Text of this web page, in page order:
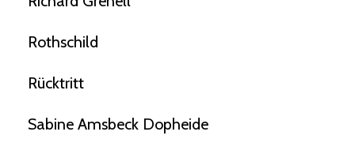
Rothschild
Rücktritt
Sabine Amsbeck Dopheide